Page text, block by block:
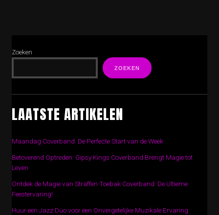
Zoeken
ZOEKEN
LAATSTE ARTIKELEN
Maandag Coverband: De Perfecte Start van de Week
Betoverend Optreden: Gipsy Kings Coverband Brengt Magie tot
Leven
Ontdek de Magie van Straffen Toebak Coverband: De Ultieme
Feestervaring!
Huur een Jazz Duo voor een Onvergetelijke Muzikale Ervaring